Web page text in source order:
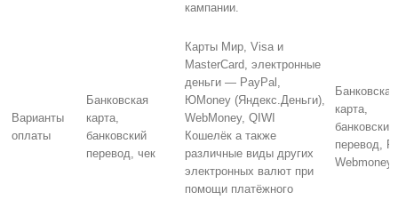
кампании.
Варианты
оплаты
Банковская
карта,
банковский
перевод, чек
Карты Мир, Visa и
MasterCard, электронные
деньги — PayPal,
ЮMoney (Яндекс.Деньги),
WebMoney, QIWI
Кошелёк а также
различные виды других
электронных валют при
помощи платёжного
Банковская
карта,
банковский
перевод,
Webmoney